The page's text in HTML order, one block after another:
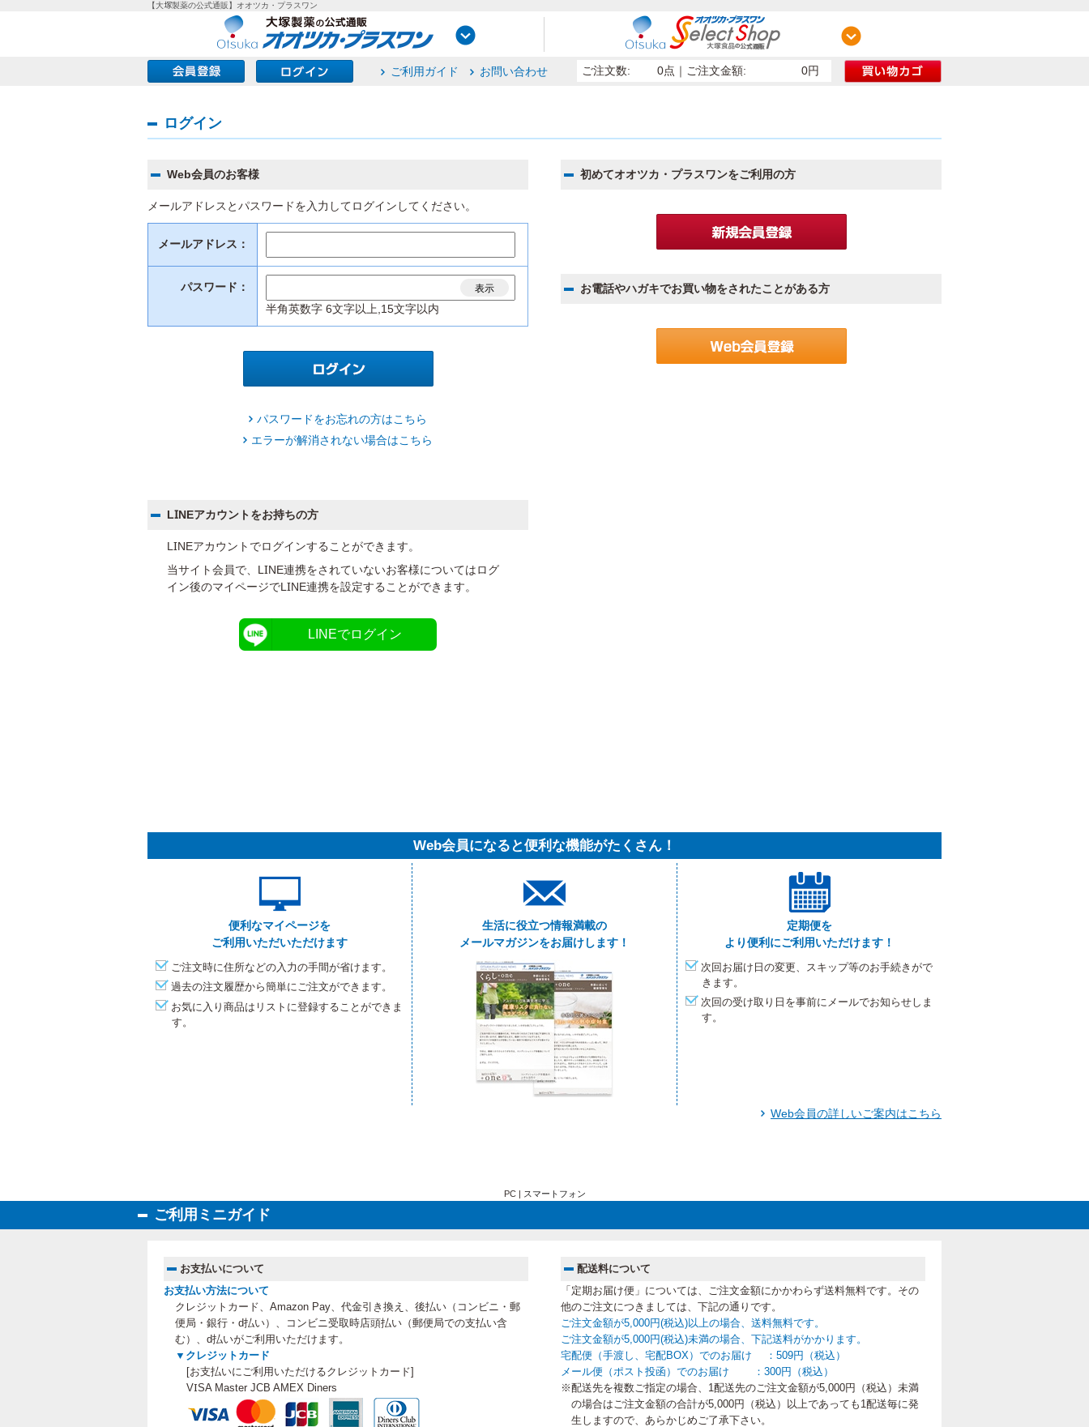
【大塚製薬の公式通販】オオツカ・プラスワン
ご利用ガイド お問い合わせ ご注文数: 0点 ｜ご注文金額: 0円
ログイン
Web会員のお客様
メールアドレスとパスワードを入力してログインしてください。
メールアドレス：
パスワード： 表示
半角英数字 6文字以上,15文字以内
パスワードをお忘れの方はこちら
エラーが解消されない場合はこちら
初めてオオツカ・プラスワンをご利用の方
お電話やハガキでお買い物をされたことがある方
LINEアカウントをお持ちの方
LINEアカウントでログインすることができます。
当サイト会員で、LINE連携をされていないお客様についてはログ
イン後のマイページでLINE連携を設定することができます。
LINEでログイン
Web会員になると便利な機能がたくさん！
便利なマイページを
ご利用いただいただけます
ご注文時に住所などの入力の手間が省けます。
過去の注文履歴から簡単にご注文ができます。
お気に入り商品はリストに登録することができま
す。
生活に役立つ情報満載の
メールマガジンをお届けします！
定期便を
より便利にご利用いただけます！
次回お届け日の変更、スキップ等のお手続きがで
きます。
次回の受け取り日を事前にメールでお知らせしま
す。
Web会員の詳しいご案内はこちら
PC | スマートフォン
ご利用ミニガイド
お支払いについて
お支払い方法について
クレジットカード、Amazon Pay、代金引き換え、後払い（コンビニ・郵
便局・銀行・d払い）、コンビニ受取時店頭払い（郵便局での支払い含
む）、 d払いがご利用いただけます。
▼クレジットカード
[お支払いにご利用いただけるクレジットカード]
VISA Master JCB AMEX Diners
配送料について
「定期お届け便」については、ご注文金額にかかわらず送料無料です。その
他のご注文につきましては、下記の通りです。
ご注文金額が5,000円(税込)以上の場合、送料無料です。
ご注文金額が5,000円(税込)未満の場合、下記送料がかかります。
宅配便（手渡し、宅配BOX）でのお届け ：509円（税込）
メール便（ポスト投函）でのお届け ：300円（税込）
※配送先を複数ご指定の場合、1配送先のご注文金額が5,000円（税込）未満
の場合はご注文金額の合計が5,000円（税込）以上であっても1配送毎に発
生しますので、あらかじめご了承下さい。